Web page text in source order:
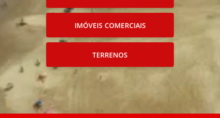
IMÓVEIS COMERCIAIS
TERRENOS